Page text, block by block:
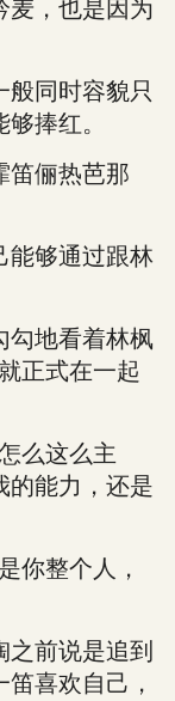
，也是因为
同时容貌只
捧红。
俪热芭那
够通过跟林
地看着林枫
正式在一起
么这么主
的能力，还是
整个人，
前说是追到
喜欢自己，